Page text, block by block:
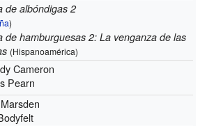
de albóndigas 2
)
de hamburguesas 2: La venganza de las
(Hispanoamérica)
Cameron
Pearn